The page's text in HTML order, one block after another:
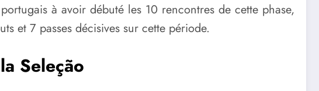
à avoir débuté les 10 rencontres de cette phase,
et 7 passes décisives sur cette période.
Seleção